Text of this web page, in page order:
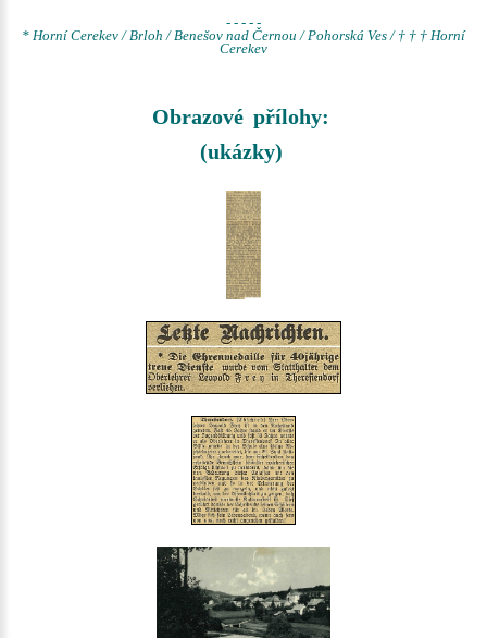
- - - - -
* Horní Cerekev / Brloh / Benešov nad Černou / Pohorská Ves / † † † Horní
Cerekev
Obrazové přílohy:
(ukázky)